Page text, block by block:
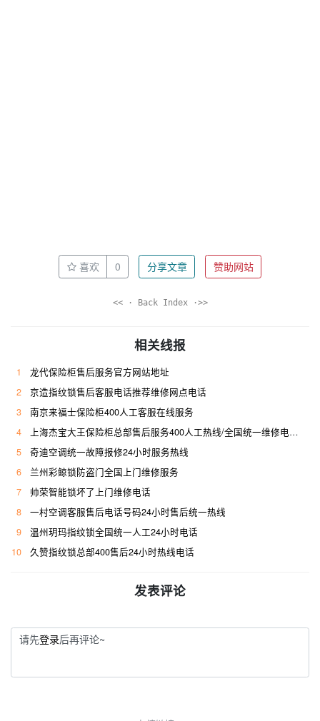
喜欢 0 分享文章 赞助网站
<< · Back Index ·>>
相关线报
1
龙代保险柜售后服务官方网站地址
2
京造指纹锁售后客服电话推荐维修网点电话
3
南京来福士保险柜400人工客服在线服务
4
上海杰宝大王保险柜总部售后服务400人工热线/全国统一维修电话是多少
5
奇迪空调统一故障报修24小时服务热线
6
兰州彩鲸锁防盗门全国上门维修服务
7
帅荣智能锁坏了上门维修电话
8
一村空调客服售后电话号码24小时售后统一热线
9
温州玥玛指纹锁全国统一人工24小时电话
10
久赞指纹锁总部400售后24小时热线电话
发表评论
请先登录后再评论~